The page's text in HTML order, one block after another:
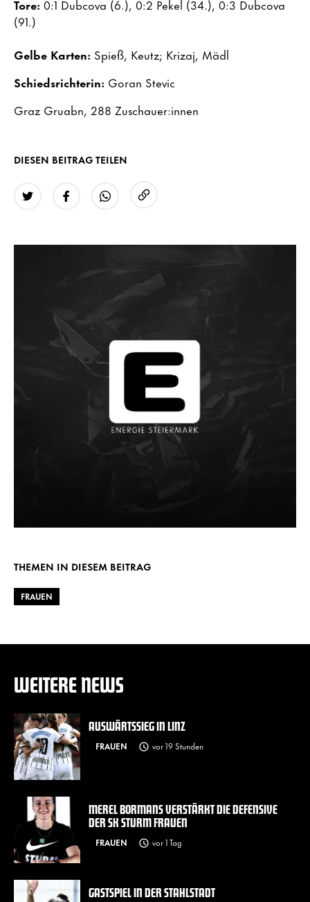
Tore: 0:1 Dubcova (6.), 0:2 Pekel (34.), 0:3 Dubcova
(91.)
Gelbe Karten: Spieß, Keutz; Krizaj, Mädl
Schiedsrichterin: Goran Stevic
Graz Gruabn, 288 Zuschauer:innen
DIESEN BEITRAG TEILEN
THEMEN IN DIESEM BEITRAG
FRAUEN
WEITERE NEWS
AUSWÄRTSSIEG IN LINZ
FRAUEN vor 19 Stunden
MEREL BORMANS VERSTÄRKT DIE DEFENSIVE
DER SK STURM FRAUEN
FRAUEN vor 1 Tag
GASTSPIEL IN DER STAHLSTADT